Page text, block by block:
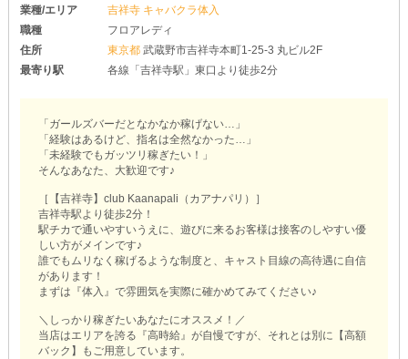
業種/エリア
吉祥寺 キャバクラ体入
職種
フロアレディ
住所
東京都武蔵野市吉祥寺本町1-25-3 丸ビル2F
最寄り駅
各線「吉祥寺駅」東口より徒歩2分
「ガールズバーだとなかなか稼げない…」
「経験はあるけど、指名は全然なかった…」
「未経験でもガッツリ稼ぎたい！」
そんなあなた、大歓迎です♪
［【吉祥寺】club Kaanapali（カアナパリ）］
吉祥寺駅より徒歩2分！
駅チカで通いやすいうえに、遊びに来るお客様は接客のしやすい優
しい方がメインです♪
誰でもムリなく稼げるような制度と、キャスト目線の高待遇に自信
があります！
まずは『体入』で雰囲気を実際に確かめてみてください♪
＼しっかり稼ぎたいあなたにオススメ！／
当店はエリアを誇る『高時給』が自慢ですが、それとは別に【高額
バック】もご用意しています。